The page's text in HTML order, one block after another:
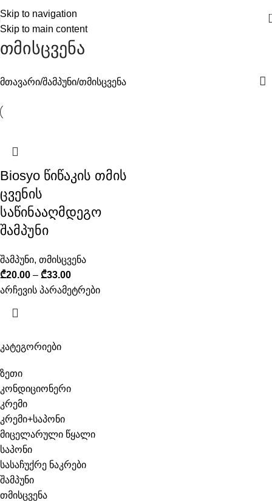
Skip to navigation
Skip to main content
თმისცვენა
კატეგორიები
ზეთი
კონდიციონერი
კრემი
კრემი+საპონი
მიცელარული წყალი
საპონი
სასაჩუქრე ნაკრები
შამპუნი
თმისცვენა
მთავარი შამპუნი თმისცვენა
Biosyo წიწაკის თმის
ცვენის
საწინააღმდეგო
შამპუნი
შამპუნი, თმისცვენა
₾20.00 – ₾33.00
არჩევის პარამეტრები